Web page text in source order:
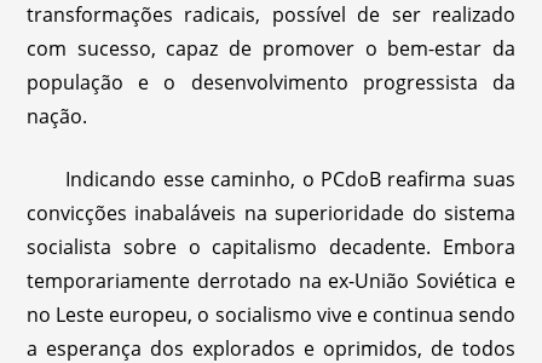
transformações radicais, possível de ser realizado
com sucesso, capaz de promover o bem-estar da
população e o desenvolvimento progressista da
nação.
Indicando esse caminho, o PCdoB reafirma suas
convicções inabaláveis na superioridade do sistema
socialista sobre o capitalismo decadente. Embora
temporariamente derrotado na ex-União Soviética e
no Leste europeu, o socialismo vive e continua sendo
a esperança dos explorados e oprimidos, de todos